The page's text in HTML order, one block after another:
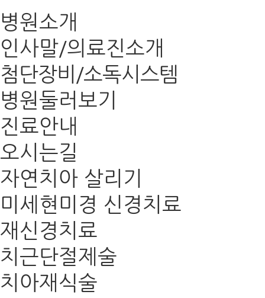
병원소개
인사말/의료진소개
첨단장비/소독시스템
병원둘러보기
진료안내
오시는길
자연치아 살리기
미세현미경 신경치료
재신경치료
치근단절제술
치아재식술